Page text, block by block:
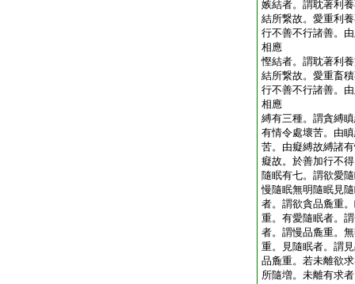
嫉結者。謂耽著利
結所繋故。愛重利
行不善不行諸善。
相應
慳結者。謂耽著利
結所繋故。愛重畜
行不善不行諸善。
相應
縛有三種。謂貪縛
有情令處壞苦。由
苦。由癡縛故縛諸
癡故。於善加行不
隨眠有七。謂欲愛
慢隨眠無明隨眠見
者。謂欲貪品麁重
重。有愛隨眠者。
者。謂慢品麁重。
重。見隨眠者。謂
品麁重。若未離欲
所隨増。未離有求